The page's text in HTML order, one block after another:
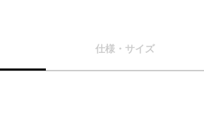
仕様・サイズ